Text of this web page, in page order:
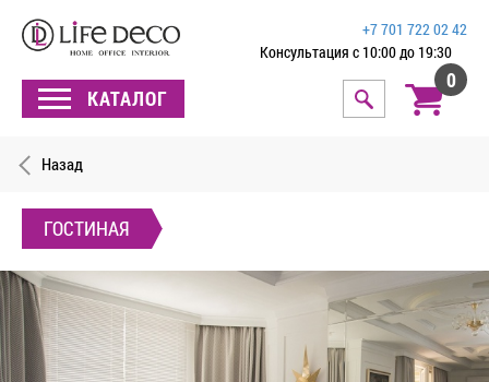
КАТАЛОГ
+7 701 722 02 42
Консультация с 10:00 до 19:30
0
Назад
ГОСТИНАЯ